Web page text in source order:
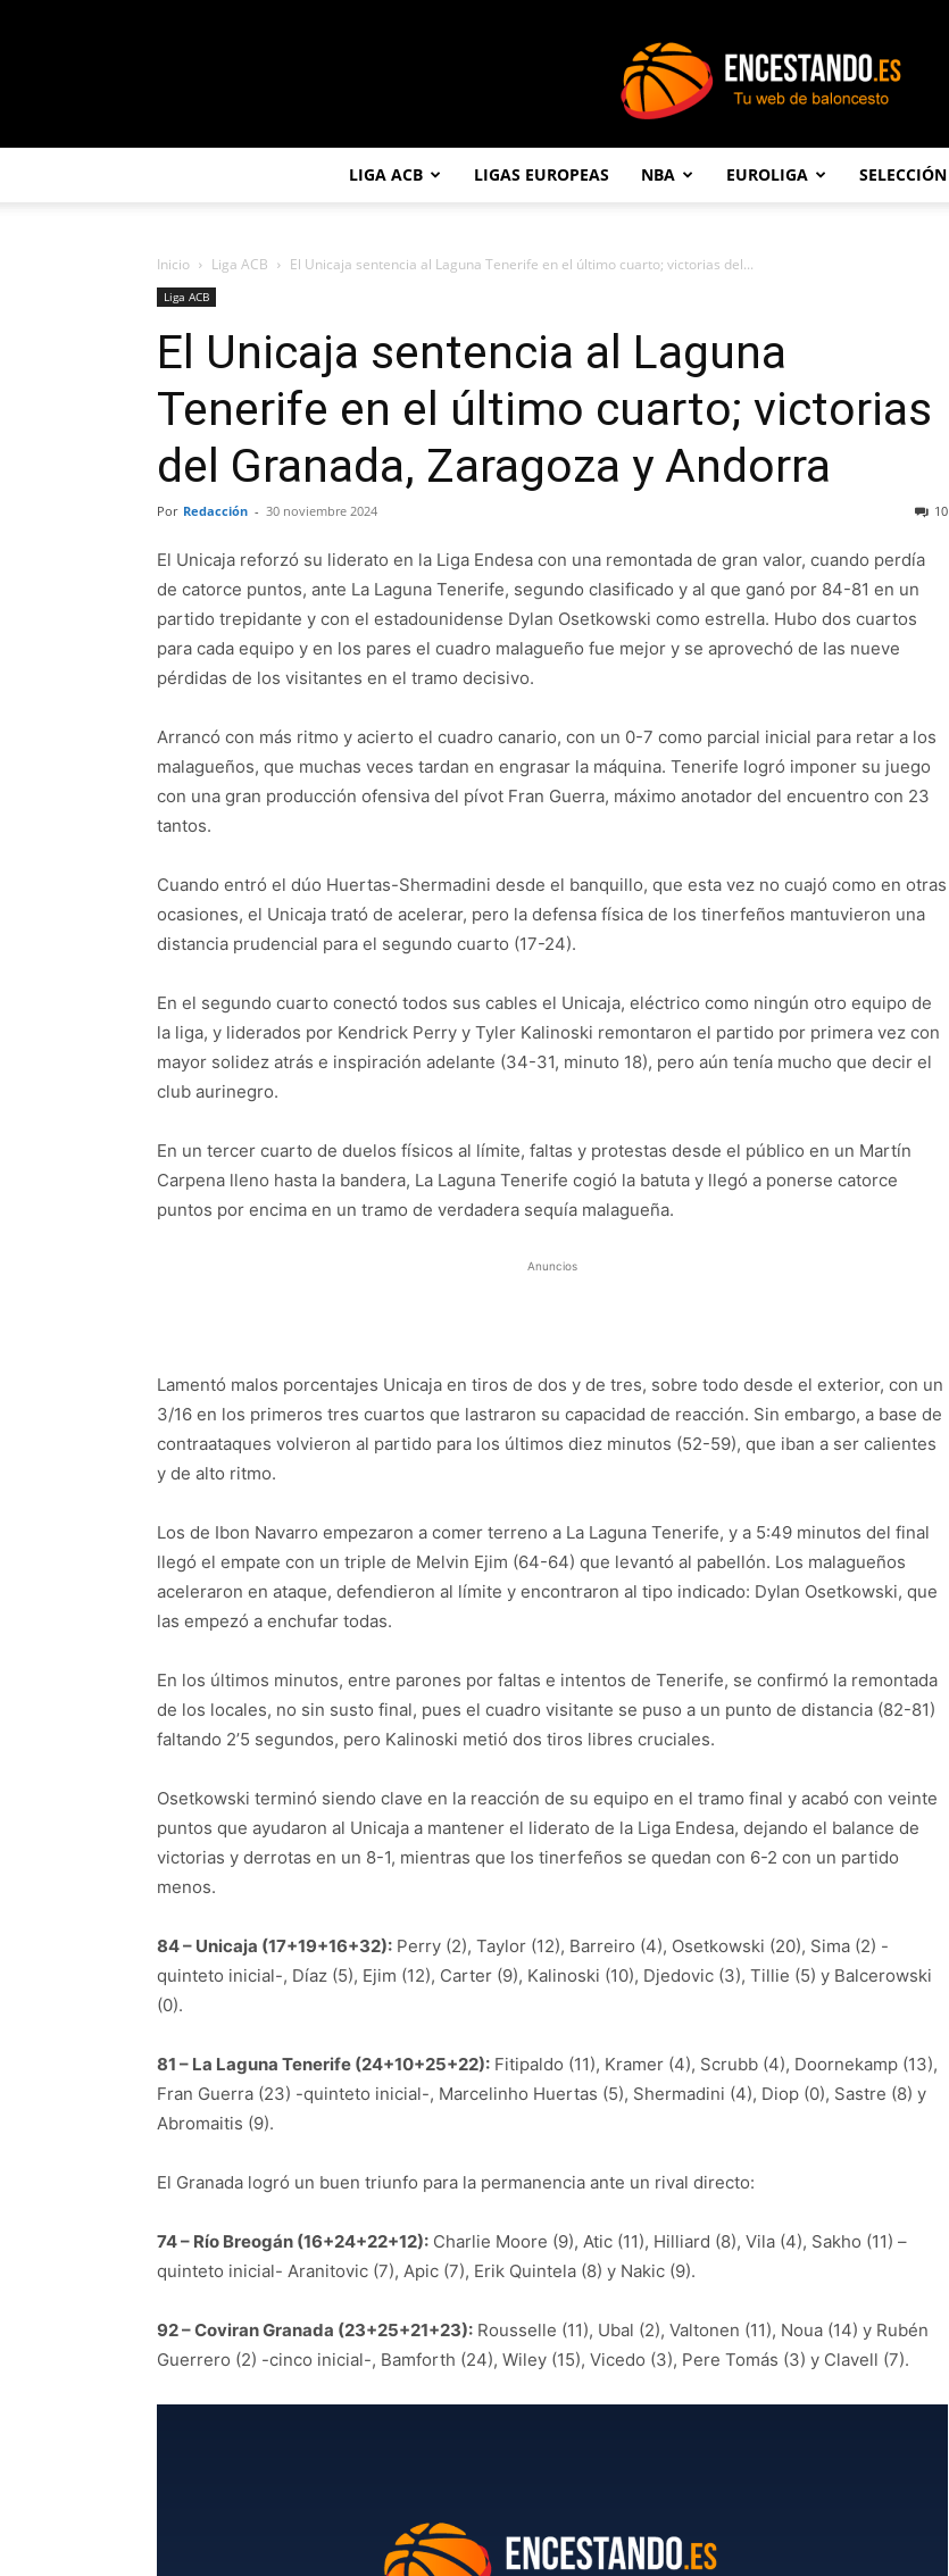
LIGA ACB LIGAS EUROPEAS NBA EUROLIGA SELECCIÓN
Inicio Liga ACB El Unicaja sentencia al Laguna Tenerife en el último cuarto; victorias del...
Liga ACB
El Unicaja sentencia al Laguna
Tenerife en el último cuarto; victorias
del Granada, Zaragoza y Andorra
Por Redacción - 30 noviembre 2024 10
El Unicaja reforzó su liderato en la Liga Endesa con una remontada de gran valor, cuando perdía
de catorce puntos, ante La Laguna Tenerife, segundo clasificado y al que ganó por 84-81 en un
partido trepidante y con el estadounidense Dylan Osetkowski como estrella. Hubo dos cuartos
para cada equipo y en los pares el cuadro malagueño fue mejor y se aprovechó de las nueve
pérdidas de los visitantes en el tramo decisivo.
Arrancó con más ritmo y acierto el cuadro canario, con un 0-7 como parcial inicial para retar a los
malagueños, que muchas veces tardan en engrasar la máquina. Tenerife logró imponer su juego
con una gran producción ofensiva del pívot Fran Guerra, máximo anotador del encuentro con 23
tantos.
Cuando entró el dúo Huertas-Shermadini desde el banquillo, que esta vez no cuajó como en otras
ocasiones, el Unicaja trató de acelerar, pero la defensa física de los tinerfeños mantuvieron una
distancia prudencial para el segundo cuarto (17-24).
En el segundo cuarto conectó todos sus cables el Unicaja, eléctrico como ningún otro equipo de
la liga, y liderados por Kendrick Perry y Tyler Kalinoski remontaron el partido por primera vez con
mayor solidez atrás e inspiración adelante (34-31, minuto 18), pero aún tenía mucho que decir el
club aurinegro.
En un tercer cuarto de duelos físicos al límite, faltas y protestas desde el público en un Martín
Carpena lleno hasta la bandera, La Laguna Tenerife cogió la batuta y llegó a ponerse catorce
puntos por encima en un tramo de verdadera sequía malagueña.
Anuncios
Lamentó malos porcentajes Unicaja en tiros de dos y de tres, sobre todo desde el exterior, con un
3/16 en los primeros tres cuartos que lastraron su capacidad de reacción. Sin embargo, a base de
contraataques volvieron al partido para los últimos diez minutos (52-59), que iban a ser calientes
y de alto ritmo.
Los de Ibon Navarro empezaron a comer terreno a La Laguna Tenerife, y a 5:49 minutos del final
llegó el empate con un triple de Melvin Ejim (64-64) que levantó al pabellón. Los malagueños
aceleraron en ataque, defendieron al límite y encontraron al tipo indicado: Dylan Osetkowski, que
las empezó a enchufar todas.
En los últimos minutos, entre parones por faltas e intentos de Tenerife, se confirmó la remontada
de los locales, no sin susto final, pues el cuadro visitante se puso a un punto de distancia (82-81)
faltando 2’5 segundos, pero Kalinoski metió dos tiros libres cruciales.
Osetkowski terminó siendo clave en la reacción de su equipo en el tramo final y acabó con veinte
puntos que ayudaron al Unicaja a mantener el liderato de la Liga Endesa, dejando el balance de
victorias y derrotas en un 8-1, mientras que los tinerfeños se quedan con 6-2 con un partido
menos.
84 – Unicaja (17+19+16+32): Perry (2), Taylor (12), Barreiro (4), Osetkowski (20), Sima (2) -
quinteto inicial-, Díaz (5), Ejim (12), Carter (9), Kalinoski (10), Djedovic (3), Tillie (5) y Balcerowski
(0).
81 – La Laguna Tenerife (24+10+25+22): Fitipaldo (11), Kramer (4), Scrubb (4), Doornekamp (13),
Fran Guerra (23) -quinteto inicial-, Marcelinho Huertas (5), Shermadini (4), Diop (0), Sastre (8) y
Abromaitis (9).
El Granada logró un buen triunfo para la permanencia ante un rival directo:
74 – Río Breogán (16+24+22+12): Charlie Moore (9), Atic (11), Hilliard (8), Vila (4), Sakho (11) –
quinteto inicial- Aranitovic (7), Apic (7), Erik Quintela (8) y Nakic (9).
92 – Coviran Granada (23+25+21+23): Rousselle (11), Ubal (2), Valtonen (11), Noua (14) y Rubén
Guerrero (2) -cinco inicial-, Bamforth (24), Wiley (15), Vicedo (3), Pere Tomás (3) y Clavell (7).